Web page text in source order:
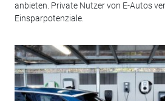
anbieten. Private Nutzer von E-Autos
Einsparpotenziale.